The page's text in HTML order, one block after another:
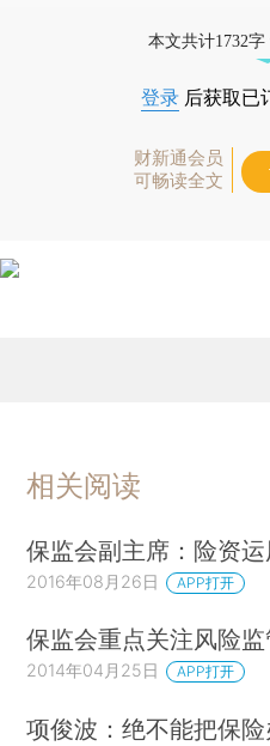
本文共计1732
登录 后获取已
财新通会员
可畅读全文
相关阅读
保监会副主席：险资
2016年08月26日 APP打开
保监会重点关注风险监
2014年04月25日 APP打开
项俊波：绝不能把保